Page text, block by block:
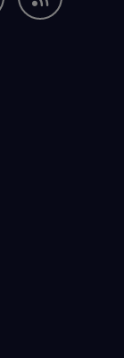
Flux